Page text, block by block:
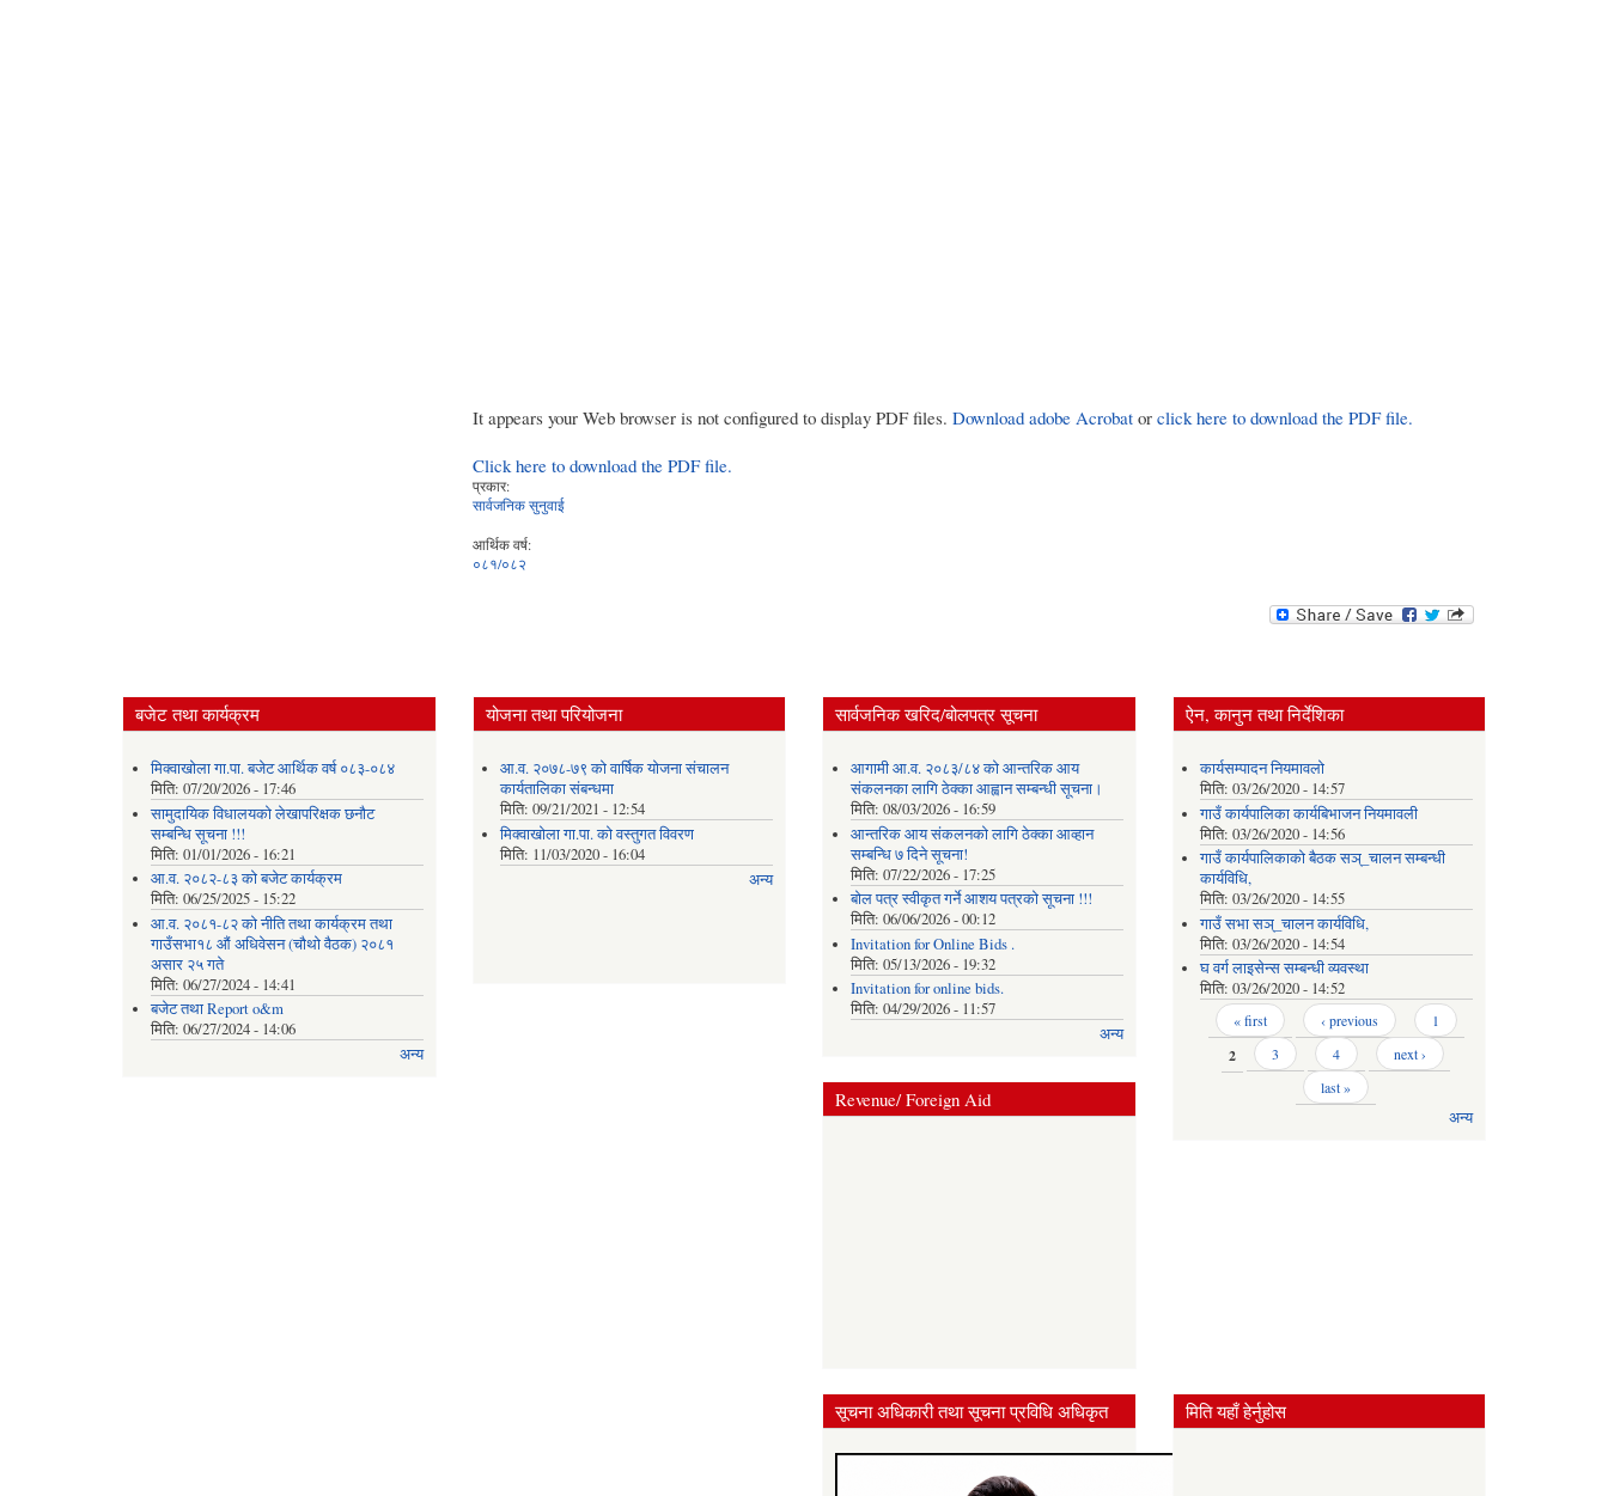
It appears your Web browser is not configured to display PDF files. Download adobe Acrobat or click here to download the PDF file.
Click here to download the PDF file.
प्रकार:
सार्वजनिक सुनुवाई
आर्थिक वर्ष:
०८१/०८२
बजेट तथा कार्यक्रम
मिक्वाखोला गा.पा. बजेट आर्थिक वर्ष ०८३-०८४
मिति: 07/20/2026 - 17:46
सामुदायिक विधालयको लेखापरिक्षक छनौट
सम्बन्धि सूचना !!!
मिति: 01/01/2026 - 16:21
आ.व. २०८२-८३ को बजेट कार्यक्रम
मिति: 06/25/2025 - 15:22
आ.व. २०८१-८२ को नीति तथा कार्यक्रम तथा
गाउँसभा१८ औं अधिवेसन (चौथो वैठक) २०८१
असार २५ गते
मिति: 06/27/2024 - 14:41
बजेट तथा Report o&m
मिति: 06/27/2024 - 14:06
अन्य
योजना तथा परियोजना
आ.व. २०७८-७९ को वार्षिक योजना संचालन
कार्यतालिका संबन्धमा
मिति:09/21/2021 - 12:54
मिक्वाखोला गा.पा. को वस्तुगत विवरण
मिति: 11/03/2020 - 16:04
अन्य
सार्वजनिक खरिद/बोलपत्र सूचना
आगामी आ.व. २०८३/८४ को आन्तरिक आय
संकलनका लागि ठेक्का आह्वान सम्बन्धी सूचना।
मिति: 08/03/2026 - 16:59
आन्तरिक आय संकलनको लागि ठेक्‍का आव्हान
सम्बन्धि ७ दिने सूचना!
मिति: 07/22/2026 - 17:25
बोल पत्र स्वीकृत गर्ने आशय पत्रको सूचना !!!
मिति: 06/06/2026 - 00:12
Invitation for Online Bids .
मिति: 05/13/2026 - 19:32
Invitation for online bids.
मिति: 04/29/2026 - 11:57
अन्य
Revenue/ Foreign Aid
ऐन, कानुन तथा निर्देशिका
कार्यसम्पादन नियमावलो
मिति:03/26/2020 - 14:57
गाउँ कार्यपालिका कार्यबिभाजन नियमावली
मिति:03/26/2020 - 14:56
गाउँ कार्यपालिकाको बैठक सञ्_चालन सम्बन्धी
कार्यविधि,
मिति:03/26/2020 - 14:55
गाउँ सभा सञ्_चालन कार्यविधि,
मिति:03/26/2020 - 14:54
घ वर्ग लाइसेन्स सम्बन्धी व्यवस्था
मिति:03/26/2020 - 14:52
Pages« first ‹ previous 1
2 3 4
next ›
last »
अन्य
सूचना अधिकारी तथा सूचना प्रविधि अधिकृत मिति यहाँ हेर्नुहोस